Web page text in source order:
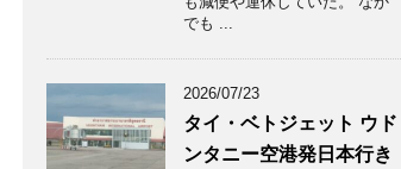
でも ...
2026/07/23
タイ・ベトジェット ウド
ンタニー空港発日本行き